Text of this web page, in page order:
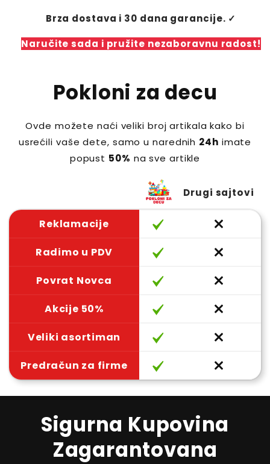
Brza dostava i 30 dana garancije. ✓
Naručite sada i pružite nezaboravnu radost!
Pokloni za decu
Ovde možete naći veliki broj artikala kako bi
usrećili vaše dete, samo u narednih 24h imate
popust 50% na sve artikle
Drugi sajtovi
Reklamacije
Radimo u PDV
Povrat Novca
Akcije 50%
Veliki asortiman
Predračun za firme
Sigurna Kupovina
Zagarantovana